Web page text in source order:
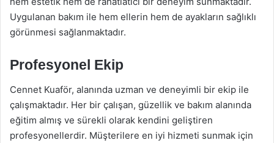
Uygulanan bakım ile hem ellerin hem de ayakların sağlıklı
görünmesi sağlanmaktadır.
Profesyonel Ekip
Cennet Kuaför, alanında uzman ve deneyimli bir ekip ile
çalışmaktadır. Her bir çalışan, güzellik ve bakım alanında
eğitim almış ve sürekli olarak kendini geliştiren
profesyonellerdir. Müşterilere en iyi hizmeti sunmak için